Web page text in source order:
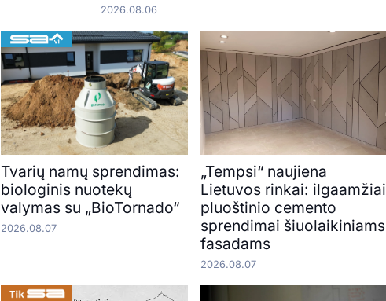
2026.08.06
Tvarių namų sprendimas:
biologinis nuotekų
valymas su „BioTornado“
2026.08.07
„Tempsi“ naujiena
Lietuvos rinkai: ilgaamžiai
pluoštinio cemento
sprendimai šiuolaikiniams
fasadams
2026.08.07